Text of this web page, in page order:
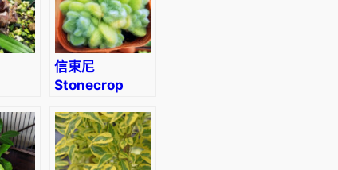
信東尼
Stonecrop
hintonii) (直徑
1-2cm)